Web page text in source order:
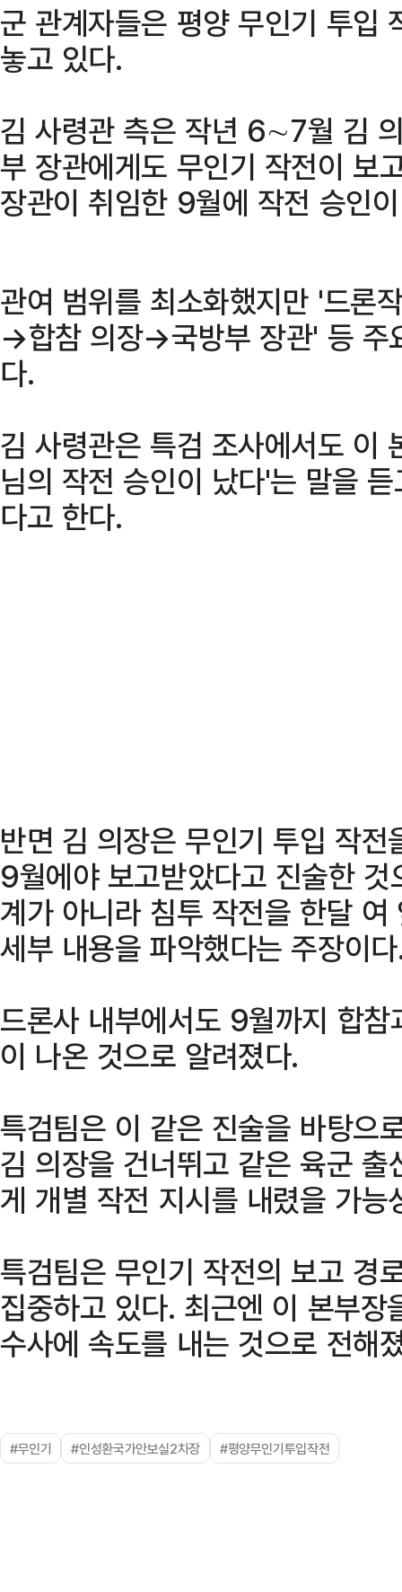
군 관계자들은 평양 무인기 투입
놓고 있다.
김 사령관 측은 작년 6∼7월 김
부 장관에게도 무인기 작전이 보
장관이 취임한 9월에 작전 승인
관여 범위를 최소화했지만 '드론
→합참 의장→국방부 장관' 등 주
다.
김 사령관은 특검 조사에서도 이
님의 작전 승인이 났다'는 말을
다고 한다.
반면 김 의장은 무인기 투입 작
9월에야 보고받았다고 진술한
계가 아니라 침투 작전을 한달
세부 내용을 파악했다는 주장이
드론사 내부에서도 9월까지 합
이 나온 것으로 알려졌다.
특검팀은 이 같은 진술을 바탕으
김 의장을 건너뛰고 같은 육군
게 개별 작전 지시를 내렸을 가
특검팀은 무인기 작전의 보고 경
집중하고 있다. 최근엔 이 본부
수사에 속도를 내는 것으로 전해
#무인기 #인성환국가안보실2차장 #평양무인기투입작전